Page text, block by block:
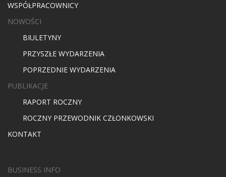
WSPÓŁPRACOWNICY
NOWOŚCI
BIULETYNY
PRZYSZŁE WYDARZENIA
POPRZEDNIE WYDARZENIA
PUBLIKACJE
RAPORT ROCZNY
ROCZNY PRZEWODNIK CZŁONKOWSKI
KONTAKT
BUSINESS INFO